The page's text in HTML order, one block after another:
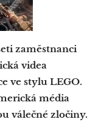
zaměstnanci
videa
ve stylu LEGO.
média
válečné zločiny.